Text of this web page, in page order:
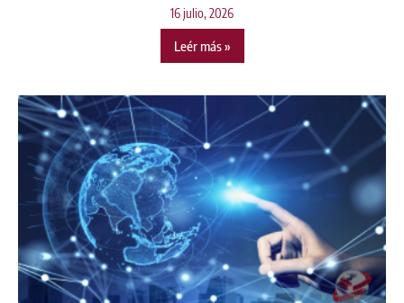
16 julio, 2026
Leér más »